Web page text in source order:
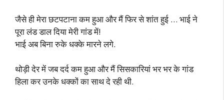
जैसे ही मेरा छटपटाना कम हुआ और मैं फिर से शांत हुई … भाई ने
पूरा लंड डाल दिया मेरी गांड में!
भाई अब बिना रुके धक्के मारने लगे.
थोड़ी देर में जब दर्द कम हुआ और मैं सिसकारियां भर भर के गांड
हिला कर उनके धक्कों का साथ दे रही थी.